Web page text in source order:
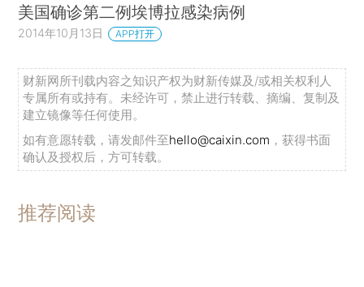
美国确诊第二例埃博拉感染病例
2014年10月13日 APP打开
财新网所刊载内容之知识产权为财新传媒及/或相关权利人
专属所有或持有。未经许可，禁止进行转载、摘编、复制及
建立镜像等任何使用。
如有意愿转载，请发邮件至hello@caixin.com ，获得书面
确认及授权后，方可转载。
推荐阅读